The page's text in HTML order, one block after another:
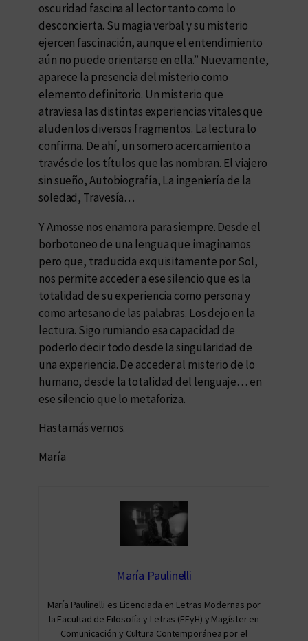
oscuridad fascina al lector tanto como lo
desconcierta. Su magia verbal y su misterio
ejercen fascinación, aunque el entendimiento
aún no puede orientarse en ella.” Nuevamente,
aparece la presencia del misterio como
elemento definitorio. Un misterio que
atraviesa las distintas experiencias vitales que
aluden los diversos fragmentos. La lectura lo
confirma. De ahí, un somero acercamiento a
través de los títulos que las nombran. El viajero
sin sueño, Autobiografía, La ingeniería de la
soledad, Travesía…
Y Amosse nos enamora para siempre. Desde el
borbotoneo de una lengua que imaginamos
pero que, traducida exquisitamente por Sol,
nos permite acceder a ese silencio que es la
totalidad de su experiencia como persona y
como artesano de las palabras. Los dejo en la
lectura. Sigo rumiando esa capacidad de
poderlo decir todo desde la singularidad de
una experiencia. De acceder al misterio de lo
humano, desde la totalidad del lenguaje… en
ese silencio que lo metaforiza.
Hasta más vernos.
María
María Paulinelli
María Paulinelli es Licenciada en Letras Modernas por
la Facultad de Filosofía y Letras (FFyH) y Magíster en
Comunicación y Cultura Contemporánea por el